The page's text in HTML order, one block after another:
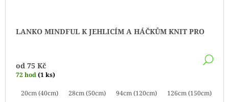
LANKO MINDFUL K JEHLICÍM A HÁČKŮM KNIT PRO
od 75 Kč
72 hod(1 ks)
20cm (40cm) 28cm (50cm) 94cm (120cm) 126cm (150cm)